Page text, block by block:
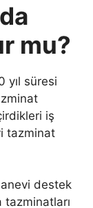
mu?
yıl süresi
iş
tazminat
destek